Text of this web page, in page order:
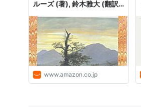
ルーズ (著), 鈴木雅大 (翻訳):
www.amazon.co.jp